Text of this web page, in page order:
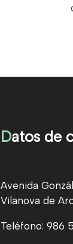
Datos de
Avenida
Vilanova de
Teléfono: 986